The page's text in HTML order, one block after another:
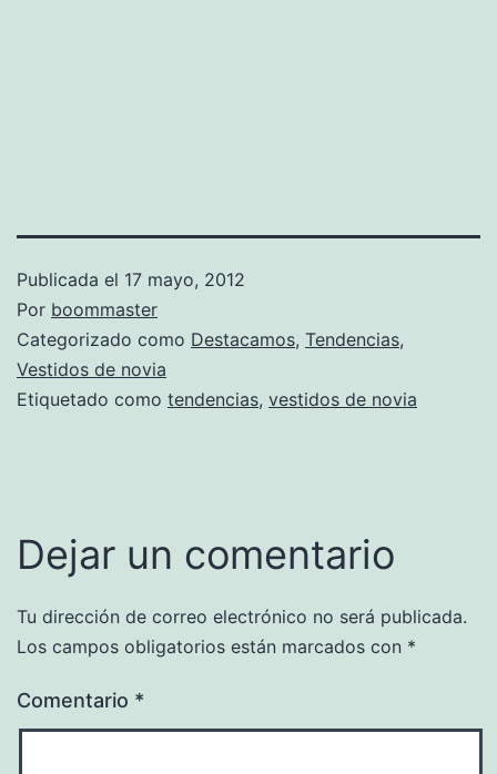
Publicada el 17 mayo, 2012
Por boommaster
Categorizado como Destacamos, Tendencias,
Vestidos de novia
Etiquetado como tendencias, vestidos de novia
Dejar un comentario
Tu dirección de correo electrónico no será publicada.
Los campos obligatorios están marcados con *
Comentario *